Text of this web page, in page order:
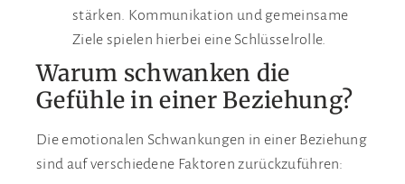
stärken. Kommunikation und gemeinsame
Ziele spielen hierbei eine Schlüsselrolle.
Warum schwanken die
Gefühle in einer Beziehung?
Die emotionalen Schwankungen in einer Beziehung
sind auf verschiedene Faktoren zurückzuführen: